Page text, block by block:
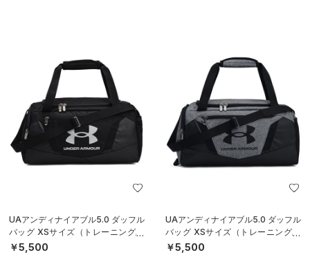
UAアンディナイアブル5.0 ダッフル
バッグ XSサイズ（トレーニング/U
NISEX）
￥5,500
UAアンディナイアブル5.0 ダッフル
バッグ XSサイズ（トレーニング/U
NISEX）
￥5,500